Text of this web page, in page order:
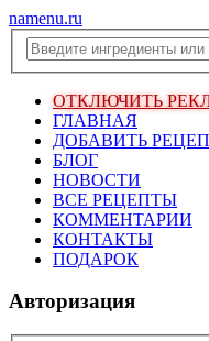
namenu.ru
ОТКЛЮЧИТЬ
ГЛАВНАЯ
ДОБАВИТЬ
БЛОГ
НОВОСТИ
ВСЕ РЕЦЕПТЫ
КОММЕНТАРИИ
КОНТАКТЫ
ПОДАРОК
Авторизация